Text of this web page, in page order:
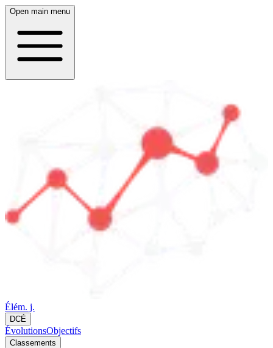
Open main menu
Élém. j.
DCÉ
ÉvolutionsObjectifs
Classements